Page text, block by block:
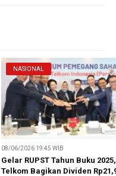
NASIONAL
08/06/2026 19:45 WIB
Gelar RUPST Tahun Buku 2025,
Telkom Bagikan Dividen